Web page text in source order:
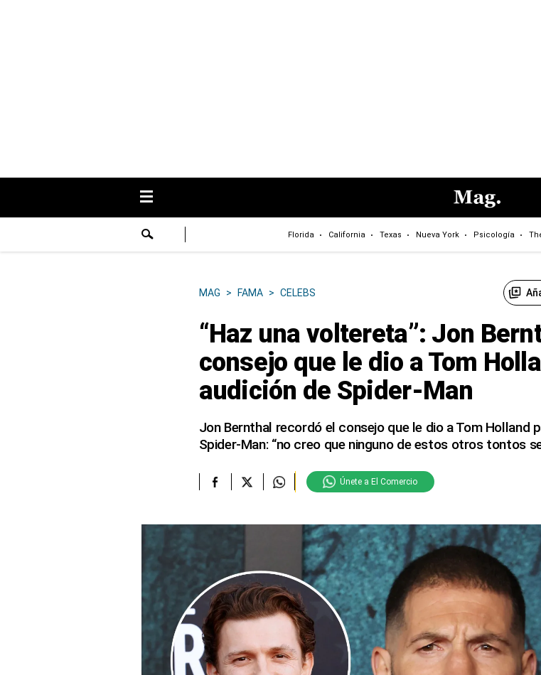
Florida California Texas Nueva York Psicología
MAG > FAMA > CELEBS
“Haz una voltereta”: Jon
consejo que le dio a Tom
audición de Spider-Man
Jon Bernthal recordó el consejo que le dio a Tom Holland
Spider-Man: “no creo que ninguno de estos otros tontos
Únete a El Comercio